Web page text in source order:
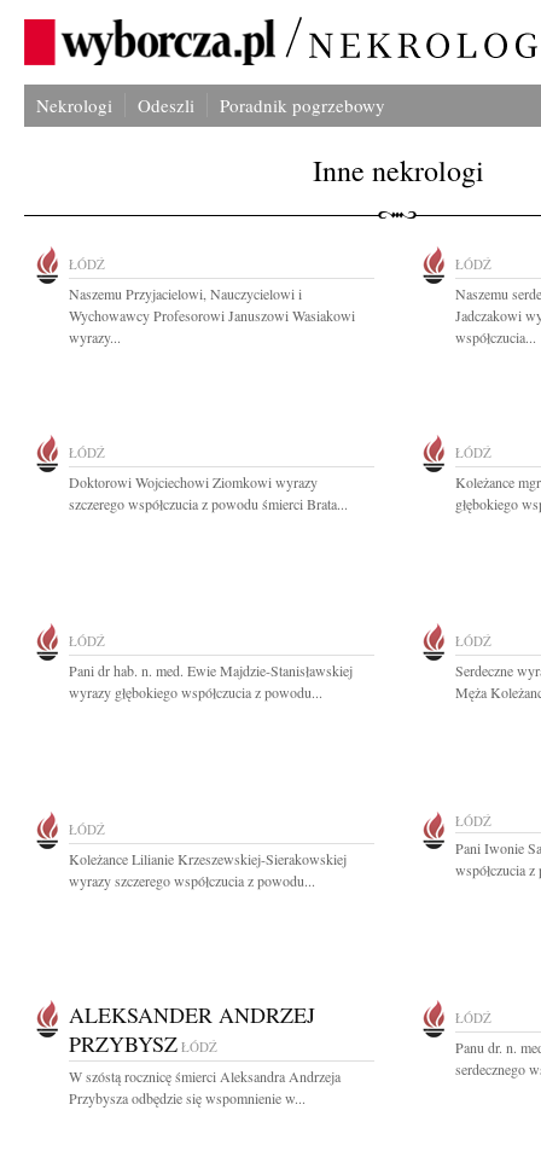
Nekrologi Odeszli Poradnik pogrzebowy
Inne nekrologi
ŁÓDŹ
Naszemu Przyjacielowi, Nauczycielowi i
Wychowawcy Profesorowi Januszowi Wasiakowi
wyrazy...
ŁÓDŹ
Naszemu
Jadczakowi
współczucia...
ŁÓDŹ
Doktorowi Wojciechowi Ziomkowi wyrazy
szczerego współczucia z powodu śmierci Brata...
ŁÓDŹ
Koleżance
głębokiego
ŁÓDŹ
Pani dr hab. n. med. Ewie Majdzie-Stanisławskiej
wyrazy głębokiego współczucia z powodu...
ŁÓDŹ
Serdeczne
Męża
ŁÓDŹ
Koleżance Lilianie Krzeszewskiej-Sierakowskiej
wyrazy szczerego współczucia z powodu...
ŁÓDŹ
Pani Iwonie
współczucia
ALEKSANDER ANDRZEJ
PRZYBYSZ ŁÓDŹ
W szóstą rocznicę śmierci Aleksandra Andrzeja
Przybysza odbędzie się wspomnienie w...
ŁÓDŹ
Panu dr. n.
serdecznego